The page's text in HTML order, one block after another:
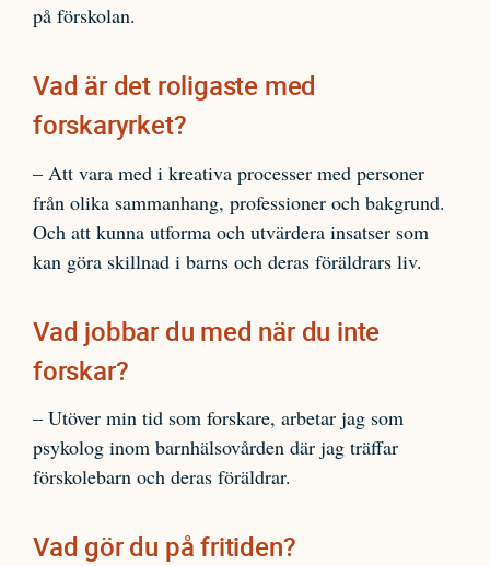
på förskolan.
Vad är det roligaste med
forskaryrket?
– Att vara med i kreativa processer med personer
från olika sammanhang, professioner och bakgrund.
Och att kunna utforma och utvärdera insatser som
kan göra skillnad i barns och deras föräldrars liv.
Vad jobbar du med när du inte
forskar?
– Utöver min tid som forskare, arbetar jag som
psykolog inom barnhälsovården där jag träffar
förskolebarn och deras föräldrar.
Vad gör du på fritiden?